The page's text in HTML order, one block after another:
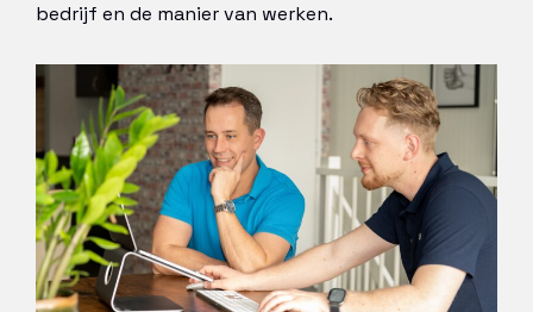
bedrijf en de manier van werken.